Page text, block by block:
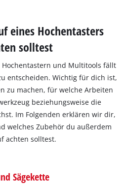
eines Hochentasters
solltest
Hochentastern und Multitools fällt
entscheiden. Wichtig für dich ist,
zu machen, für welche Arbeiten
beziehungsweise die
Im Folgenden erklären wir dir,
welches Zubehör du außerdem
achten solltest.
Sägekette